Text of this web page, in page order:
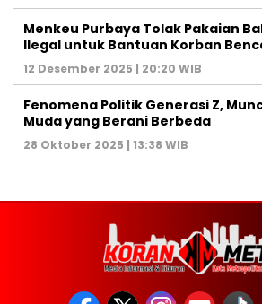
Menkeu Purbaya Tolak Pakaian
Ilegal untuk Bantuan Korban
12 Desember 2025 | 20:20 WIB
Fenomena Politik Generasi Z,
Muda yang Berani Berbeda
28 Oktober 2025 | 13:38 WIB